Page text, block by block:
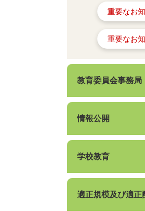
重要なお
重要なお
教育委員会事務局
情報公開
学校教育
適正規模及び適正